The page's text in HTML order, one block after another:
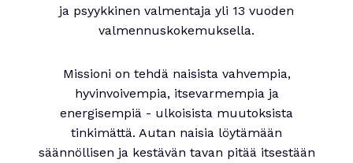
ja psyykkinen valmentaja yli 13 vuoden
valmennuskokemuksella.
Missioni on tehdä naisista vahvempia,
hyvinvoivempia, itsevarmempia ja
energisempiä - ulkoisista muutoksista
tinkimättä. Autan naisia löytämään
säännöllisen ja kestävän tavan pitää itsestään